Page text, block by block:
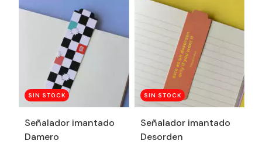
SIN STOCK
Señalador imantado
Damero
SIN STOCK
Señalador imantado
Desorden